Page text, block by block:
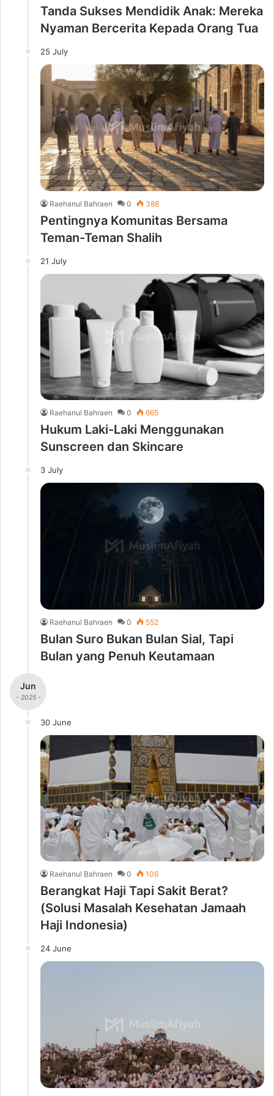
Tanda Sukses Mendidik Anak: Mereka
Nyaman Bercerita Kepada Orang Tua
25 July
Raehanul Bahraen 0 388
Pentingnya Komunitas Bersama
Teman-Teman Shalih
21 July
Raehanul Bahraen 0 665
Hukum Laki-Laki Menggunakan
Sunscreen dan Skincare
3 July
Raehanul Bahraen 0 552
Bulan Suro Bukan Bulan Sial, Tapi
Bulan yang Penuh Keutamaan
Jun
- 2025 -
30 June
Raehanul Bahraen 0 106
Berangkat Haji Tapi Sakit Berat?
(Solusi Masalah Kesehatan Jamaah
Haji Indonesia)
24 June